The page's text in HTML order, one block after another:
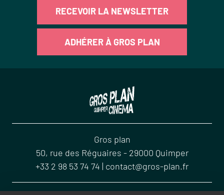
RECEVOIR LA NEWSLETTER
ADHÉRER À GROS PLAN
Gros plan
50, rue des Réguaires - 29000 Quimper
+33 2 98 53 74 74 | contact@gros-plan.fr